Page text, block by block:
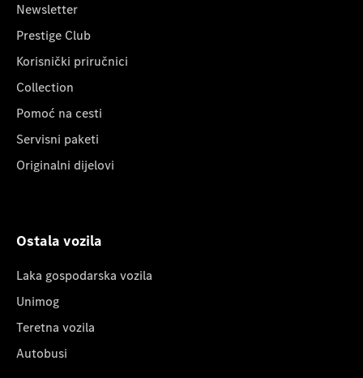
Newsletter
Prestige Club
Korisnički priručnici
Collection
Pomoć na cesti
Servisni paketi
Originalni dijelovi
Ostala vozila
Laka gospodarska vozila
Unimog
Teretna vozila
Autobusi